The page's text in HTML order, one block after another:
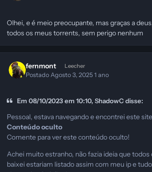
Olhei, e é meio preocupante, mas graças a
todos os meus torrents, sem perigo nenhum
fernmont Leecher
Postado Agosto 3, 20251 ano
Em 08/10/2023 em 10:10, ShadowC disse:
Pessoal, estava navegando e encontrei este
Conteúdo oculto
Comente para ver este conteúdo oculto!
Achei muito estranho, não fazia ideia que
baixei estariam listado assim com meu ip e